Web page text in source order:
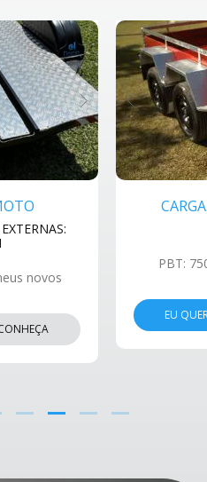
novos
PBT:
EU